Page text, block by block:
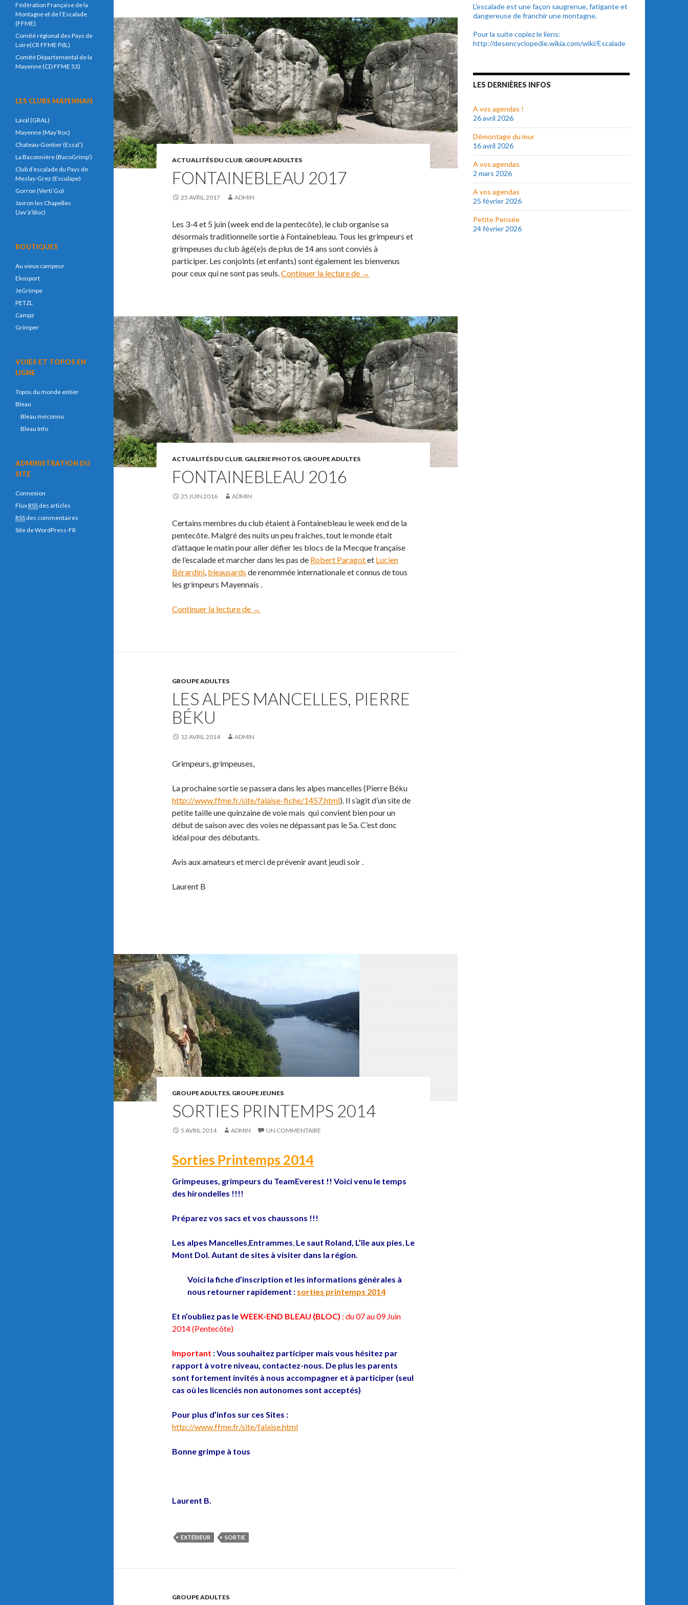
ACTUALITÉS DU CLUB, GROUPE ADULTES
FONTAINEBLEAU 2017
25 AVRIL 2017 ADMIN
Les 3-4 et 5 juin (week end de la pentecôte), le club organise sa
désormais traditionnelle sortie à Fontainebleau. Tous les grimpeurs et
grimpeuses du club âgé(e)s de plus de 14 ans sont conviés à
participer. Les conjoints (et enfants) sont également les bienvenus
pour ceux qui ne sont pas seuls.Continuer la lecture de Fontainebleau 2017
→
ACTUALITÉS DU CLUB, GALERIE PHOTOS, GROUPE ADULTES
FONTAINEBLEAU 2016
25 JUIN 2016 ADMIN
Certains membres du club étaient à Fontainebleau le week end de la
pentecôte. Malgré des nuits un peu fraiches, tout le monde était
d’attaque le matin pour aller défier les blocs de la Mecque française
de l’escalade et marcher dans les pas de Robert Paragotet Lucien
Bérardini, bleausards de renommée internationale et connus de tous
les grimpeurs Mayennais .
Continuer la lecture de Fontainebleau 2016
→
GROUPE ADULTES
LES ALPES MANCELLES, PIERRE
BÉKU
12 AVRIL 2014 ADMIN
Grimpeurs, grimpeuses,
La prochaine sortie se passera dans les alpes mancelles (Pierre Béku
http://www.ffme.fr/site/falaise-fiche/1457.html). Il s’agit d’un site de
petite taille une quinzaine de voie mais qui convient bien pour un
début de saison avec des voies ne dépassant pas le 5a. C’est donc
idéal pour des débutants.
Avis aux amateurs et merci de prévenir avant jeudi soir .
Laurent B
GROUPE ADULTES, GROUPE JEUNES
SORTIES PRINTEMPS 2014
5 AVRIL 2014 ADMIN UN COMMENTAIRE
Sorties Printemps 2014
Grimpeuses, grimpeurs du TeamEverest !! Voici venu le temps
des hirondelles !!!!
Préparez vos sacs et vos chaussons !!!
Les alpes Mancelles,Entrammes, Le saut Roland, L’île aux pies, Le
Mont Dol. Autant de sites à visiter dans la région.
Voici la fiche d’inscription et les informations générales à
nous retourner rapidement : sorties printemps 2014
Et n’oubliez pas leWEEK-END BLEAU (BLOC) : du 07 au 09 Juin
2014 (Pentecôte)
Important : Vous souhaitez participer mais vous hésitez par
rapport à votre niveau, contactez-nous. De plus les parents
sont fortement invités à nous accompagner et à participer (seul
cas où les licenciés non autonomes sont acceptés)
Pour plus d’infos sur ces Sites :
http://www.ffme.fr/site/falaise.html
Bonne grimpe à tous
Laurent B.
EXTÉRIEUR SORTIE
GROUPE ADULTES
L'escalade est une façon saugrenue, fatigante et
dangereuse de franchir une montagne.
Pour la suite copiez le liens:
http://desencyclopedie.wikia.com/wiki/Escalade
LES DERNIÈRES INFOS
A vos agendas !
26 avril 2026
Démontage du mur
16 avril 2026
A vos agendas
2 mars 2026
A vos agendas
25 février 2026
Petite Pensée
24 février 2026
Fédération Française de la
Montagne et de l’Escalade
(FFME)
Comité régional des Pays de
Loire(CR FFME PdL)
Comité Départemental de la
Mayenne (CD FFME 53)
LES CLUBS MAYENNAIS
Laval (GRAL)
Mayenne (May’Roc)
Chateau-Gontier (Escal’)
La Baconnière (BacoGrimp’)
Club d’escalade du Pays de
Meslay-Grez (Esculape)
Gorron (Verti’Go)
Javron les Chapelles
(Jav’à’bloc)
BOUTIQUES
Au vieux campeur
Ekosport
JeGrimpe
PETZL
Campz
Grimper
VOIES ET TOPOS EN
LIGNE
Topos du monde entier
Bleau
Bleau méconnu
Bleau Info
ADMINISTRATION DU
SITE
Connexion
FluxRSS des articles
RSS des commentaires
Site de WordPress-FR